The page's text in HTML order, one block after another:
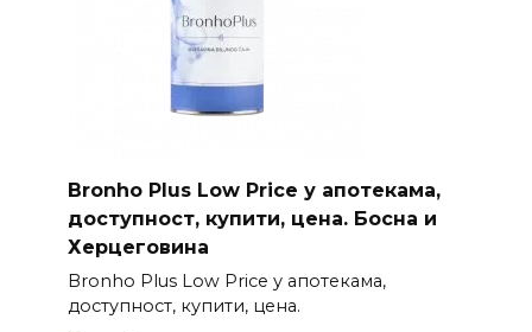
Bronho Plus Low Price у апотекама,
доступност, купити, цена. Босна и
Херцеговина
Bronho Plus Low Price у апотекама,
доступност, купити, цена.